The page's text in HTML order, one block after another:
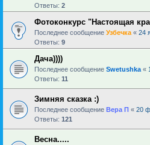
Ответы: 2
Фотоконкурс "Настоящая
Последнее сообщение Узбечка « 24
Ответы: 9
Дача))))
Последнее сообщение Swetushka «
Ответы: 11
Зимняя сказка :)
Последнее сообщение Вера П « 20
Ответы: 121
Весна.....